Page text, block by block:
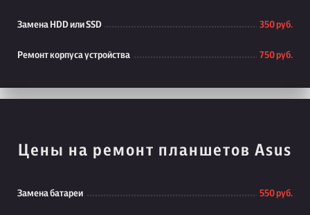
Замена HDD или SSD 350 руб.
Ремонт корпуса устройства 750 руб.
Цены на ремонт планшетов Asus
Замена батареи 550 руб.